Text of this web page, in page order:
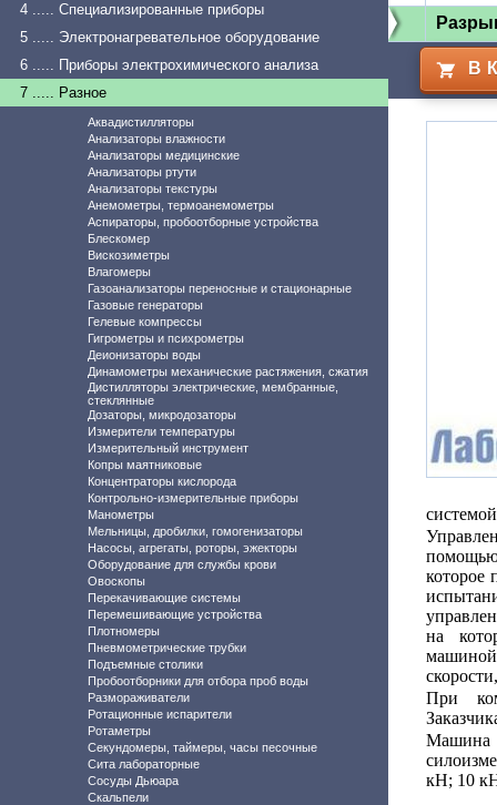
4 ..... Специализированные приборы
5 ..... Электронагревательное оборудование
6 ..... Приборы электрохимического анализа
7 ..... Разное
Аквадистилляторы
Анализаторы влажности
Анализаторы медицинские
Анализаторы ртути
Анализаторы текстуры
Анемометры, термоанемометры
Аспираторы, пробоотборные устройства
Блескомер
Вискозиметры
Влагомеры
Газоанализаторы переносные и стационарные
Газовые генераторы
Гелевые компрессы
Гигрометры и психрометры
Деионизаторы воды
Динамометры механические растяжения, сжатия
Дистилляторы электрические, мембранные,
стеклянные
Дозаторы, микродозаторы
Измерители температуры
Измерительный инструмент
Копры маятниковые
Концентраторы кислорода
Контрольно-измерительные приборы
Манометры
Мельницы, дробилки, гомогенизаторы
Насосы, агрегаты, роторы, эжекторы
Оборудование для службы крови
Овоскопы
Перекачивающие системы
Перемешивающие устройства
Плотномеры
Пневмометрические трубки
Подъемные столики
Пробоотборники для отбора проб воды
Размораживатели
Ротационные испарители
Ротаметры
Секундомеры, таймеры, часы песочные
Сита лабораторные
Сосуды Дьюара
Скальпели
В
помощью
которое
на
При
кН; 10